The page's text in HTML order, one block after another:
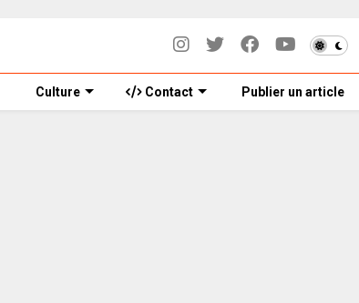
Culture Contact Publier un article